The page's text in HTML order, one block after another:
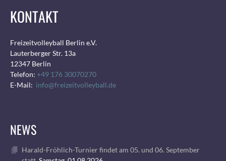
KONTAKT
Freizeitvolleyball Berlin e.V.
Lauterberger Str. 13a
12347 Berlin
Telefon: +49 176 30070270
E-Mail: info@freizeitvolleyball.de
NEWS
Harald-Fröhlich-Turnier findet am 05. und 06. September